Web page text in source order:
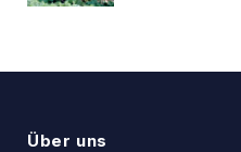
Über uns